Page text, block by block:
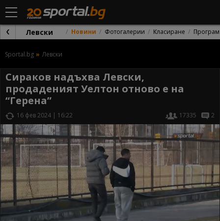
Левски Новини Фотогалерии Класиране
Sportal.bg Левски
Сираков надъхва Левски,
продаденият Уелтон отново е на
“Герена”
16 фев 2024 | 16:22 17335 2